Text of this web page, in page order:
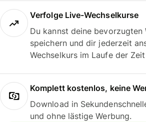
Verfolge Live-Wechselkurse
Du kannst deine bevorzugten
speichern und dir jederzeit
Wechselkurs im Laufe der
Komplett kostenlos, keine
Download in
und ohne lästige Werbung.